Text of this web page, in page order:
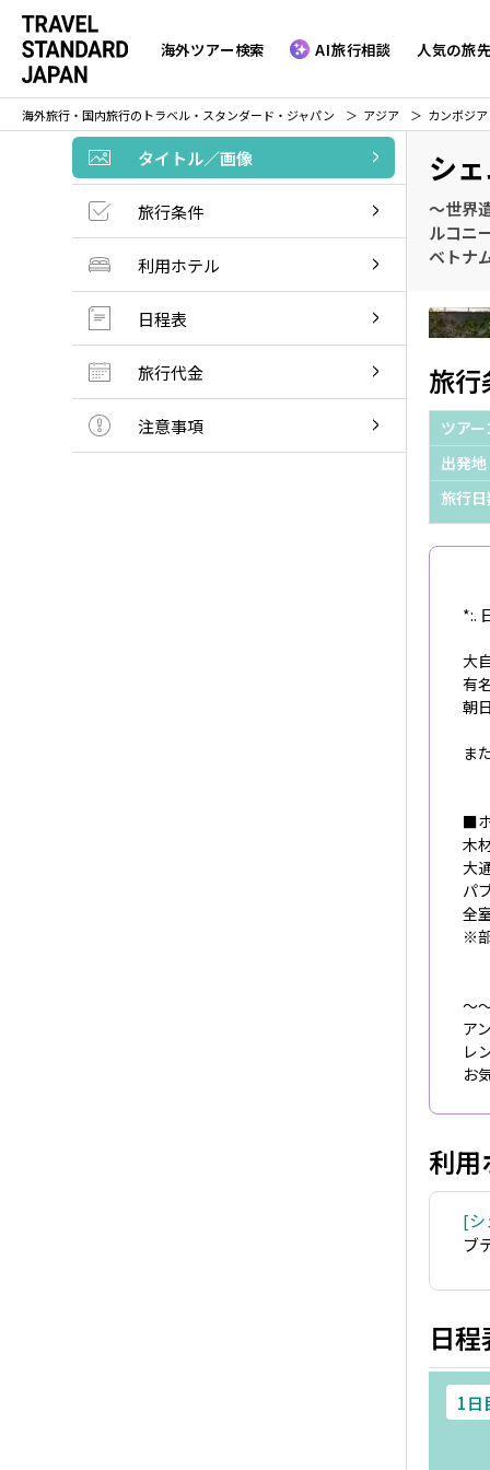
海外ツアー検索 AI旅行相談 人気の旅
海外旅行・国内旅行のトラベル・スタンダード・ジャパン アジア カンボジア
タイトル／画像
旅行条件
利用ホテル
日程表
旅行代金
注意事項
シ
～世界
ルコニ
ベトナ
旅行
ツア
出発地
旅行
*:.
大
有
朝
ま
■
木
大
パ
全
※
～
ア
レ
お
利用
ブ
日程
1日